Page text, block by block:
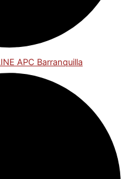
APC Barranquilla